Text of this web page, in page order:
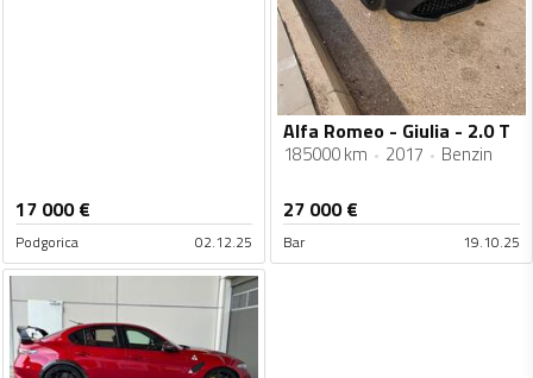
17 000€
Podgorica 02.12.25
Alfa Romeo - Giulia - 2.0 T
185000 km 2017 Benzin
27 000€
Bar 19.10.25